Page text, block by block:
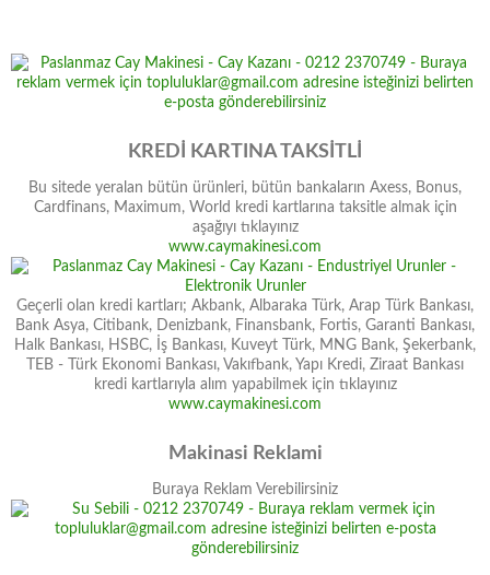
KREDİ KARTINA TAKSİTLİ
Bu sitede yeralan bütün ürünleri, bütün bankaların Axess, Bonus,
Cardfinans, Maximum, World kredi kartlarına taksitle almak için
aşağıyı tıklayınız
www.caymakinesi.com
Geçerli olan kredi kartları; Akbank, Albaraka Türk, Arap Türk Bankası,
Bank Asya, Citibank, Denizbank, Finansbank, Fortis, Garanti Bankası,
Halk Bankası, HSBC, İş Bankası, Kuveyt Türk, MNG Bank, Şekerbank,
TEB - Türk Ekonomi Bankası, Vakıfbank, Yapı Kredi, Ziraat Bankası
kredi kartlarıyla alım yapabilmek için tıklayınız
www.caymakinesi.com
Makinasi Reklami
Buraya Reklam Verebilirsiniz